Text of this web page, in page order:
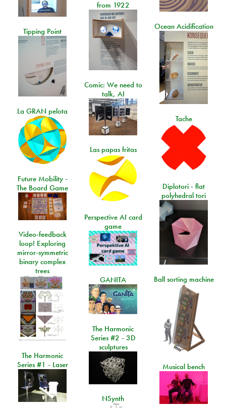
from 1922
Ocean Acidification
Tipping Point
Comic: We need to
talk, AI
La GRAN pelota
Tache
Las papas fritas
Future Mobility -
The Board Game
Diplotori - flat
polyhedral tori
Perspective AI card
game
Video-feedback
loop! Exploring
mirror-symmetric
binary complex
trees
Ball sorting machine
GANITA
The Harmonic
Series #2 - 3D
sculptures
The Harmonic
Series #1 - Laser
Musical bench
NSynth